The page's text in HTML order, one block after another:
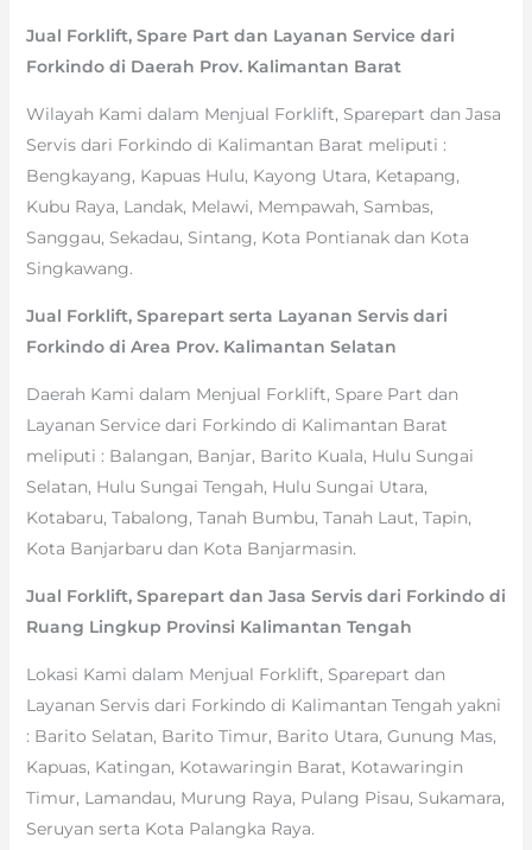
Jual Forklift, Spare Part dan Layanan Service dari
Forkindo di Daerah Prov. Kalimantan Barat
Wilayah Kami dalam Menjual Forklift, Sparepart dan Jasa
Servis dari Forkindo di Kalimantan Barat meliputi :
Bengkayang, Kapuas Hulu, Kayong Utara, Ketapang,
Kubu Raya, Landak, Melawi, Mempawah, Sambas,
Sanggau, Sekadau, Sintang, Kota Pontianak dan Kota
Singkawang.
Jual Forklift, Sparepart serta Layanan Servis dari
Forkindo di Area Prov. Kalimantan Selatan
Daerah Kami dalam Menjual Forklift, Spare Part dan
Layanan Service dari Forkindo di Kalimantan Barat
meliputi : Balangan, Banjar, Barito Kuala, Hulu Sungai
Selatan, Hulu Sungai Tengah, Hulu Sungai Utara,
Kotabaru, Tabalong, Tanah Bumbu, Tanah Laut, Tapin,
Kota Banjarbaru dan Kota Banjarmasin.
Jual Forklift, Sparepart dan Jasa Servis dari Forkindo di
Ruang Lingkup Provinsi Kalimantan Tengah
Lokasi Kami dalam Menjual Forklift, Sparepart dan
Layanan Servis dari Forkindo di Kalimantan Tengah yakni
: Barito Selatan, Barito Timur, Barito Utara, Gunung Mas,
Kapuas, Katingan, Kotawaringin Barat, Kotawaringin
Timur, Lamandau, Murung Raya, Pulang Pisau, Sukamara,
Seruyan serta Kota Palangka Raya.